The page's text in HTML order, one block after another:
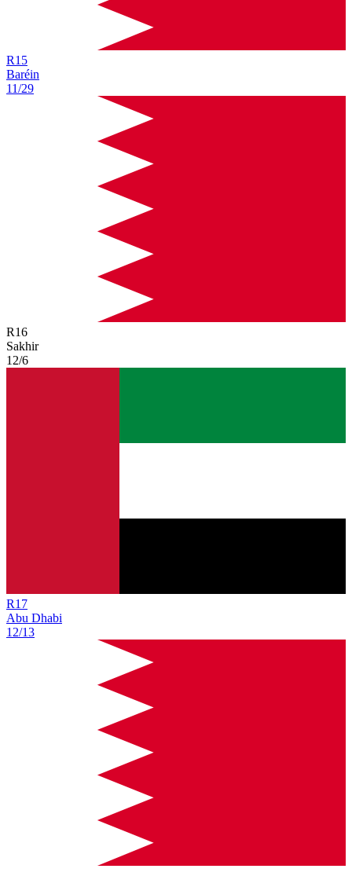
R15
Baréin
11/29
R16
Sakhir
12/6
R17
Abu Dhabi
12/13